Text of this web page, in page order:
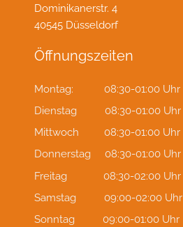
Dominikanerstr. 4
40545 Düsseldorf
Öffnungszeiten
Montag: 08:30-01:00 Uhr
Dienstag 08:30-01:00 Uhr
Mittwoch 08:30-01:00 Uhr
Donnerstag 08:30-01:00 Uhr
Freitag 08:30-02:00 Uhr
Samstag 09:00-02:00 Uhr
Sonntag 09:00-01:00 Uhr